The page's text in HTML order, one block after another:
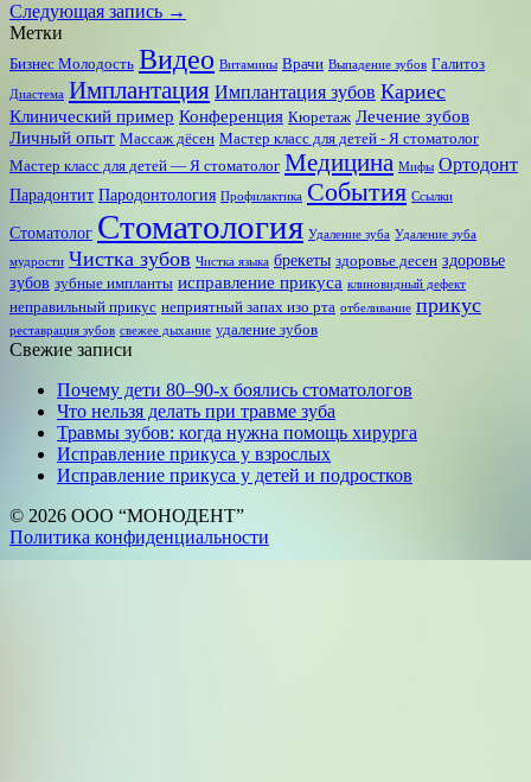
Следующая запись →
Метки
Бизнес Молодость Видео Витамины Врачи Выпадение зубов Галитоз
Диастема Имплантация Имплантация зубов Кариес
Клинический пример Конференция Кюретаж Лечение зубов
Личный опыт Массаж дёсен Мастер класс для детей - Я стоматолог
Мастер класс для детей — Я стоматолог Медицина Мифы Ортодонт
Парадонтит Пародонтология Профилактика События Ссылки
Стоматолог Стоматология Удаление зуба Удаление зуба
мудрости Чистка зубов Чистка языка брекеты здоровье десен здоровье
зубов зубные импланты исправление прикуса клиновидный дефект
неправильный прикус неприятный запах изо рта отбеливание прикус
реставрация зубов свежее дыхание удаление зубов
Свежие записи
Почему дети 80–90‑х боялись стоматологов
Что нельзя делать при травме зуба
Травмы зубов: когда нужна помощь хирурга
Исправление прикуса у взрослых
Исправление прикуса у детей и подростков
© 2026 ООО “МОНОДЕНТ”
Политика конфиденциальности